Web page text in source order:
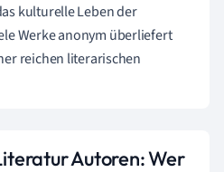
kulturelle Leben der
Werke anonym überliefert
reichen literarischen
Autoren: Wer